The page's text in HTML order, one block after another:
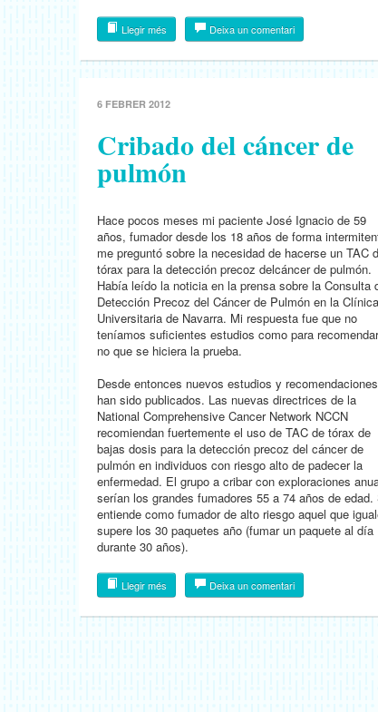
Llegir més Deixa un comentari
6 FEBRER 2012
Cribado del cáncer de
pulmón
Hace pocos meses mi paciente José Ignacio de 59
años, fumador desde los 18 años de forma
me preguntó sobre la necesidad de hacerse un TAC
tórax para la detección precoz delcáncer de pulmón.
Había leído la noticia en la prensa sobre la Consulta
Detección Precoz del Cáncer de Pulmón en la Clínica
Universitaria de Navarra. Mi respuesta fue que no
teníamos suficientes estudios como para
no que se hiciera la prueba.
Desde entonces nuevos estudios y recomendaciones
han sido publicados. Las nuevas directrices de la
National Comprehensive Cancer Network NCCN
recomiendan fuertemente el uso de TAC de tórax de
bajas dosis para la detección precoz del cáncer de
pulmón en individuos con riesgo alto de padecer la
enfermedad. El grupo a cribar con exploraciones
serían los grandes fumadores 55 a 74 años de edad.
entiende como fumador de alto riesgo aquel que
supere los 30 paquetes año (fumar un paquete al día
durante 30 años).
Llegir més Deixa un comentari